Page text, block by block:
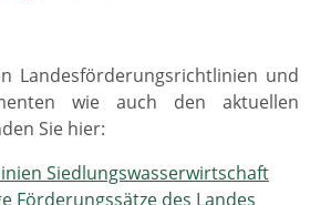
Landesförderungsrichtlinien und
wie auch den aktuellen
Sie hier:
Siedlungswasserwirtschaft
Förderungssätze des Landes